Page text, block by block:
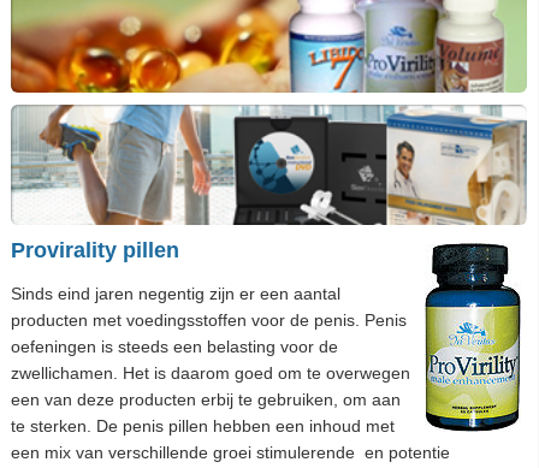
Provirality pillen
Sinds eind jaren negentig zijn er een aantal
producten met voedingsstoffen voor de penis. Penis
oefeningen is steeds een belasting voor de
zwellichamen. Het is daarom goed om te overwegen
een van deze producten erbij te gebruiken, om aan
te sterken. De penis pillen hebben een inhoud met
een mix van verschillende groei stimulerende en potentie